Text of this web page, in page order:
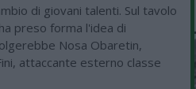
di giovani talenti. Sul tavolo
preso forma l'idea di
Nosa Obaretin,
attaccante esterno classe